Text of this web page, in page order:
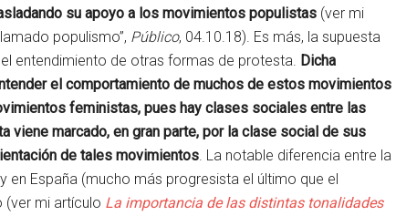
su apoyo a los movimientos populistas (ver mi
populismo”, Público, 04.10.18). Es más, la supuesta
entendimiento de otras formas de protesta. Dicha
el comportamiento de muchos de estos movimientos
feministas, pues hay clases sociales entre las
viene marcado, en gran parte, por la clase social de sus
de tales movimientos. La notable diferencia entre la
en España (mucho más progresista el último que el
(ver mi artículo La importancia de las distintas tonalidades